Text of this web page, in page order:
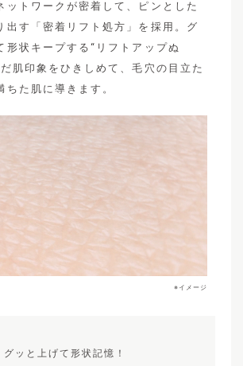
ットワークが密着して、ピンとした
出す「密着リフト処方」を採用。グ
形状キープする“リフトアップぬ
肌印象をひきしめて、毛穴の目立た
ちた肌に導きます。
※イメージ
グッと上げて形状記憶！